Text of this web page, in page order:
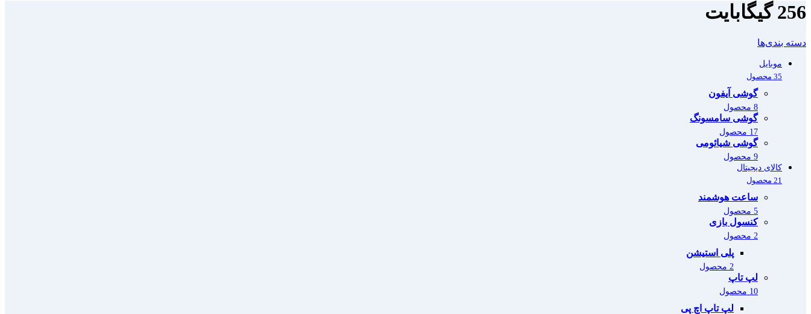
256 گیگابایت
دسته بندی‌ها
موبایل
35 محصول
گوشی آیفون
8 محصول
گوشی سامسونگ
17 محصول
گوشی شیائومی
9 محصول
کالای دیجیتال
21 محصول
ساعت هوشمند
5 محصول
کنسول بازی
2 محصول
پلی استیشن
2 محصول
لپ تاپ
10 محصول
لپ تاپ اچ پی